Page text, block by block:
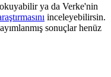
okuyabilir ya da Verke'nin
inceleyebilirsin.
sonuçlar henüz